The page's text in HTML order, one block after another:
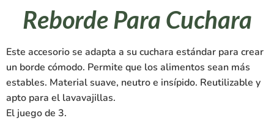
Reborde Para Cuchara
Este accesorio se adapta a su cuchara estándar para crear
un borde cómodo. Permite que los alimentos sean más
estables. Material suave, neutro e insípido. Reutilizable y
apto para el lavavajillas.
El juego de 3.